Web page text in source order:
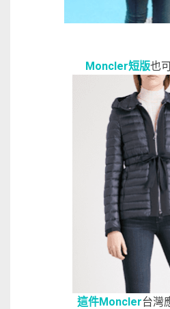
Moncler短版也
這件Moncler台灣